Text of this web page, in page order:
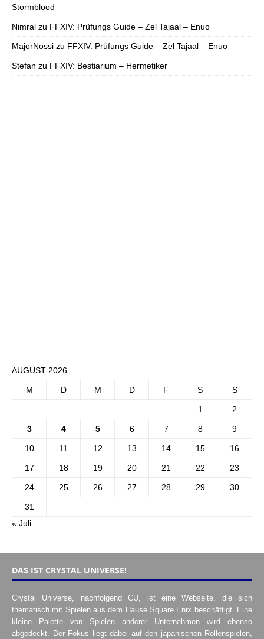
Stormblood
Nimral zu FFXIV: Prüfungs Guide – Zel Tajaal – Enuo
MajorNossi zu FFXIV: Prüfungs Guide – Zel Tajaal – Enuo
Stefan zu FFXIV: Bestiarium – Hermetiker
AUGUST 2026
M D M D F S S
1 2
3 4 5 6 7 8 9
10 11 12 13 14 15 16
17 18 19 20 21 22 23
24 25 26 27 28 29 30
31
« Juli
DAS IST CRYSTAL UNIVERSE!
Crystal Universe, nachfolgend CU, ist eine Webseite, die sich
thematisch mit Spielen aus dem Hause Square Enix beschäftigt. Eine
kleine Palette von Spielen anderer Unternehmen wird ebenso
abgedeckt. Der Fokus liegt dabei auf den japanischen Rollenspielen,